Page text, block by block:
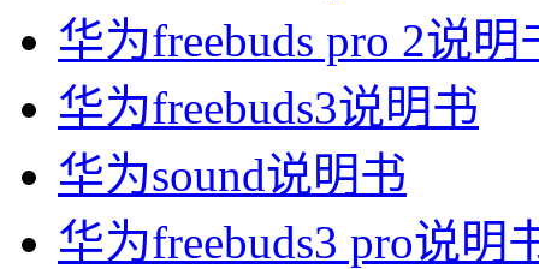
华为freebuds pro 2说明
华为freebuds3说明书
华为sound说明书
华为freebuds3 pro说明